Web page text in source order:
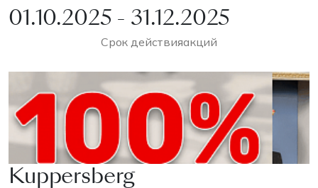
01.10.2025 - 31.12.2025
Срок действияакций
Kuppersberg